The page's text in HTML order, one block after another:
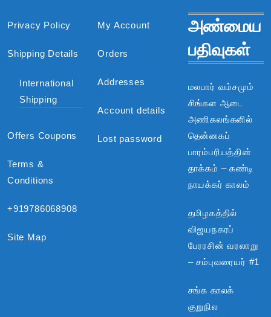
Privacy Policy
Shipping Details
International
Shipping
Offers Coupons
Terms &
Conditions
+919786068908
Site Map
My Account
Orders
Addresses
Account details
Lost password
அண்மைய
பதிவுகள்
மலபார் வம்சமும்
சிங்கள ஆடை
அணிகலங்களில்
தென்னகப்
பாரம்பரியத்தின்
தாக்கம் – கண்டி
நாயக்கர் காலம்
தமிழகத்தில்
விஜயநகரப்
பேரரசின் வரலாறு
– சம்புவரையர் #1
சங்க காலக்
குறுநில